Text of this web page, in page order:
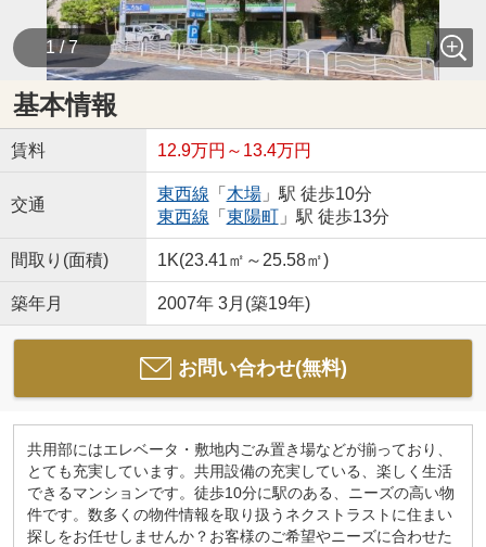
1 / 7
基本情報
賃料 12.9万円～13.4万円
交通
東西線 「 木場」駅 徒歩10分
東西線 「 東陽町」駅 徒歩13分
間取り(面積) 1K(23.41㎡～25.58㎡)
築年月 2007年 3月(築19年)
お問い合わせ(無料)
共用部にはエレベータ・敷地内ごみ置き場などが揃っており、
とても充実しています。共用設備の充実している、楽しく生活
できるマンションです。徒歩10分に駅のある、ニーズの高い物
件です。数多くの物件情報を取り扱うネクストラストに住まい
探しをお任せしませんか？お客様のご希望やニーズに合わせた